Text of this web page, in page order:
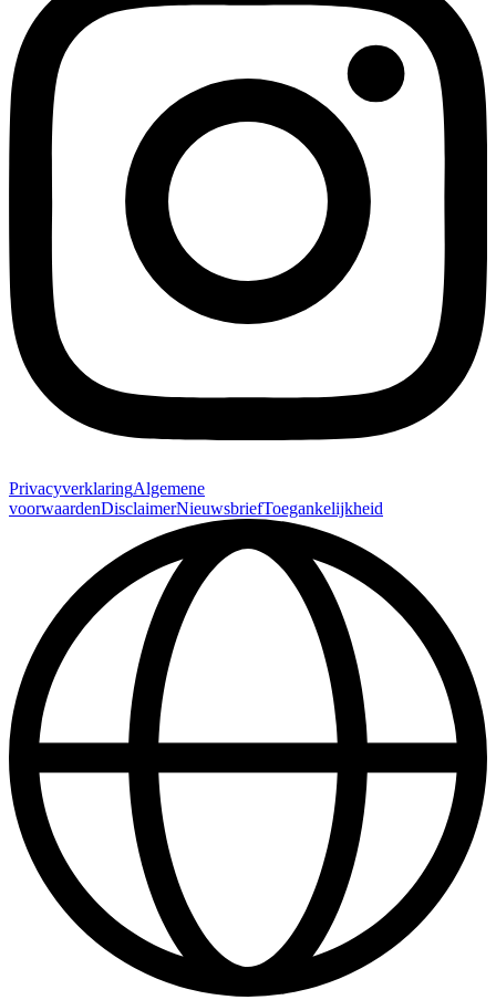
PrivacyverklaringAlgemene
voorwaardenDisclaimerNieuwsbriefToegankelijkheid